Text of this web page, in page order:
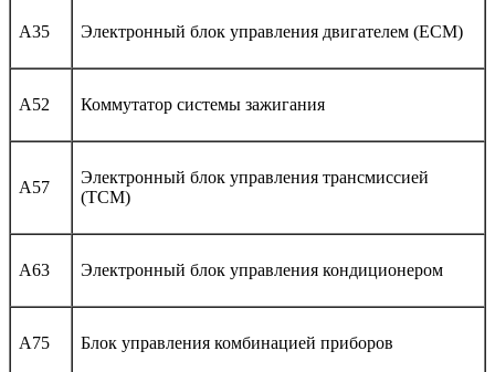
A35 Электронный блок управления двигателем (ECM)
A52 Коммутатор системы зажигания
A57
Электронный блок управления трансмиссией
(TCM)
A63 Электронный блок управления кондиционером
A75 Блок управления комбинацией приборов